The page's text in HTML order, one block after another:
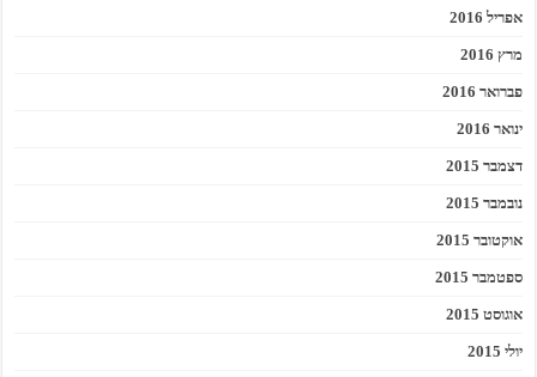
אפריל 2016
מרץ 2016
פברואר 2016
ינואר 2016
דצמבר 2015
נובמבר 2015
אוקטובר 2015
ספטמבר 2015
אוגוסט 2015
יולי 2015